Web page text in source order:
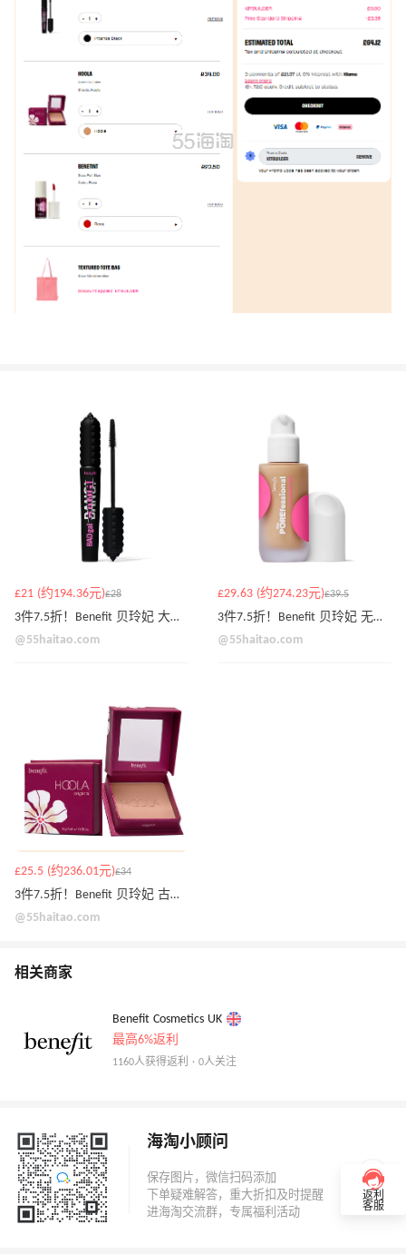
£21 (约194.36元)£28
3件7.5折！Benefit 贝玲妃 大眼睫毛膏
@55haitao.com
£29.63 (约274.23元)£39.5
3件7.5折！Benefit 贝玲妃 无瑕粉底液
@55haitao.com
£25.5 (约236.01元)£34
3件7.5折！Benefit 贝玲妃 古铜修容盘
@55haitao.com
相关商家
Benefit Cosmetics UK
最高6%返利
1160人获得返利 · 0人关注
海淘小顾问
返利
客服